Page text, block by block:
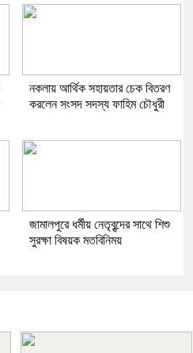
নকলায় আর্থিক সহায়তার চেক বিতরণ
করলেন সংসদ সদস্য ফাহিম চৌধুরী
জামালপুরে ধর্মীয় নেতৃবৃন্দের সাথে শিশু
সুরক্ষা বিষয়ক মতবিনিময়